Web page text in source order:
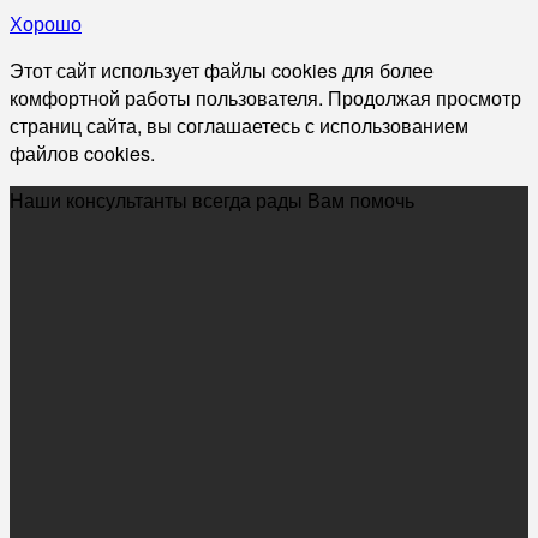
Хорошо
Этот сайт использует файлы cookies для более
комфортной работы пользователя. Продолжая просмотр
страниц сайта, вы соглашаетесь с использованием
файлов cookies.
Наши консультанты всегда рады Вам помочь